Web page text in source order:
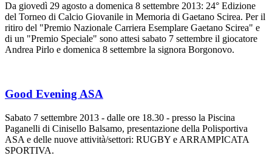
Da giovedì 29 agosto a domenica 8 settembre 2013: 24° Edizione
del Torneo di Calcio Giovanile in Memoria di Gaetano Scirea. Per il
ritiro del "Premio Nazionale Carriera Esemplare Gaetano Scirea" e
di un "Premio Speciale" sono attesi sabato 7 settembre il giocatore
Andrea Pirlo e domenica 8 settembre la signora Borgonovo.
Good Evening ASA
Sabato 7 settembre 2013 - dalle ore 18.30 - presso la Piscina
Paganelli di Cinisello Balsamo, presentazione della Polisportiva
ASA e delle nuove attività/settori: RUGBY e ARRAMPICATA
SPORTIVA.